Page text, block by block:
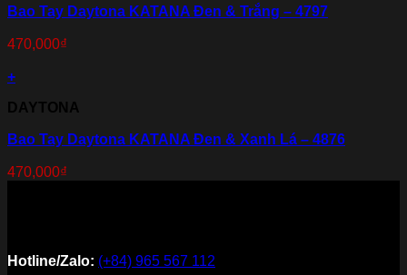
Bao Tay Daytona KATANA Đen & Trắng – 4797
470,000₫
+
DAYTONA
Bao Tay Daytona KATANA Đen & Xanh Lá – 4876
470,000₫
Hotline/Zalo: (+84) 965 567 112